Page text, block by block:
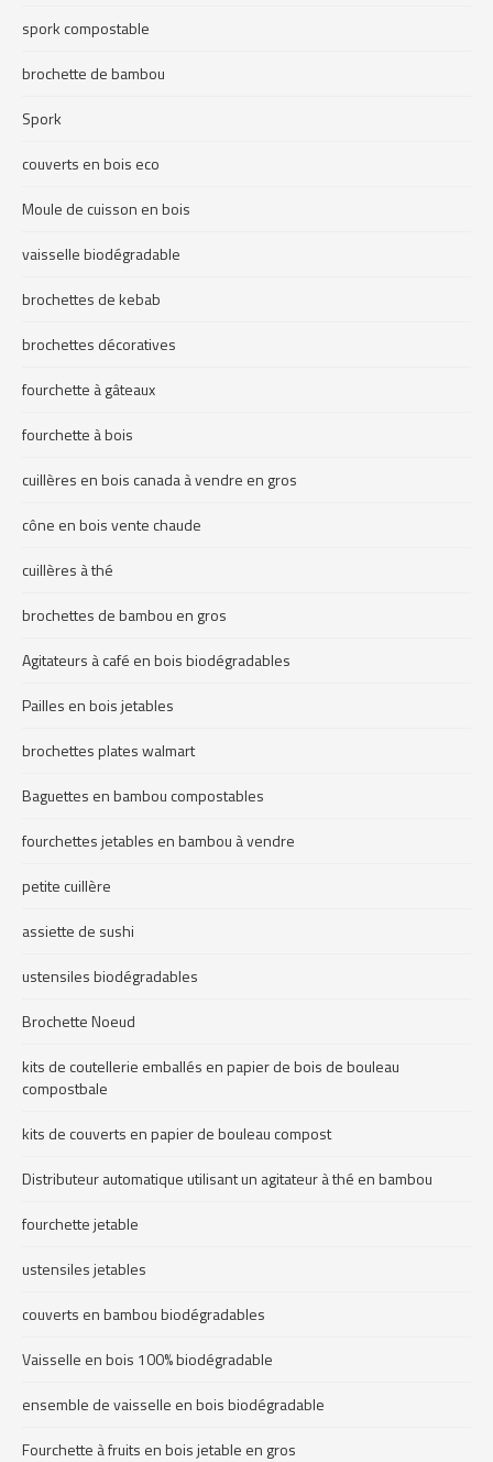
spork compostable
brochette de bambou
Spork
couverts en bois eco
Moule de cuisson en bois
vaisselle biodégradable
brochettes de kebab
brochettes décoratives
fourchette à gâteaux
fourchette à bois
cuillères en bois canada à vendre en gros
cône en bois vente chaude
cuillères à thé
brochettes de bambou en gros
Agitateurs à café en bois biodégradables
Pailles en bois jetables
brochettes plates walmart
Baguettes en bambou compostables
fourchettes jetables en bambou à vendre
petite cuillère
assiette de sushi
ustensiles biodégradables
Brochette Noeud
kits de coutellerie emballés en papier de bois de bouleau
compostbale
kits de couverts en papier de bouleau compost
Distributeur automatique utilisant un agitateur à thé en bambou
fourchette jetable
ustensiles jetables
couverts en bambou biodégradables
Vaisselle en bois 100% biodégradable
ensemble de vaisselle en bois biodégradable
Fourchette à fruits en bois jetable en gros